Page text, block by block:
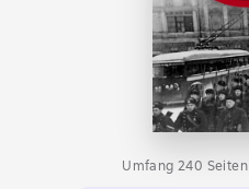
Umfang 240 Seiten